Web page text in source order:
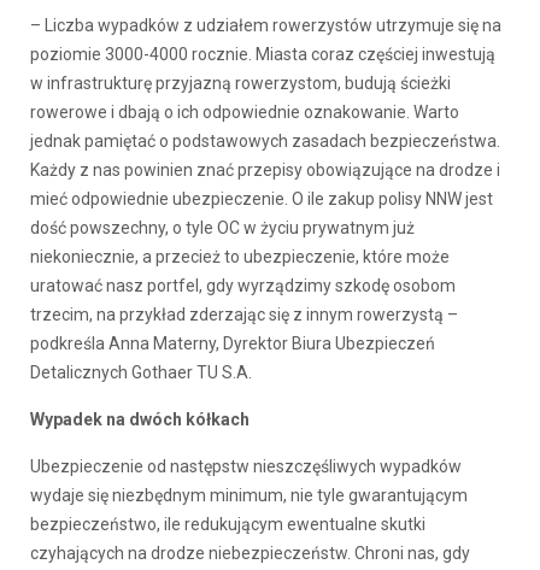
– Liczba wypadków z udziałem rowerzystów utrzymuje się na
poziomie 3000-4000 rocznie. Miasta coraz częściej inwestują
w infrastrukturę przyjazną rowerzystom, budują ścieżki
rowerowe i dbają o ich odpowiednie oznakowanie. Warto
jednak pamiętać o podstawowych zasadach bezpieczeństwa.
Każdy z nas powinien znać przepisy obowiązujące na drodze i
mieć odpowiednie ubezpieczenie. O ile zakup polisy NNW jest
dość powszechny, o tyle OC w życiu prywatnym już
niekoniecznie, a przecież to ubezpieczenie, które może
uratować nasz portfel, gdy wyrządzimy szkodę osobom
trzecim, na przykład zderzając się z innym rowerzystą –
podkreśla Anna Materny, Dyrektor Biura Ubezpieczeń
Detalicznych Gothaer TU S.A.
Wypadek na dwóch kółkach
Ubezpieczenie od następstw nieszczęśliwych wypadków
wydaje się niezbędnym minimum, nie tyle gwarantującym
bezpieczeństwo, ile redukującym ewentualne skutki
czyhających na drodze niebezpieczeństw. Chroni nas, gdy